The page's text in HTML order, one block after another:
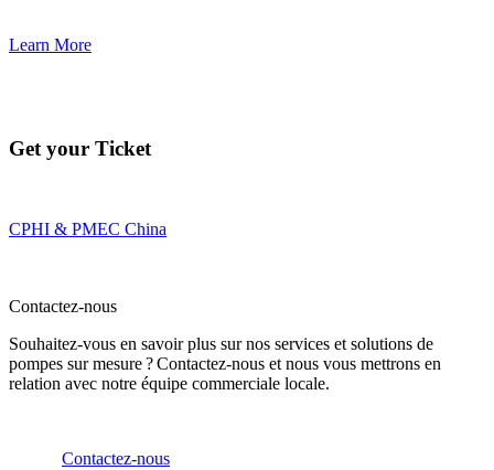
Learn More
Get your Ticket
CPHI & PMEC China
Contactez-nous
Souhaitez-vous en savoir plus sur nos services et solutions de
pompes sur mesure ? Contactez-nous et nous vous mettrons en
relation avec notre équipe commerciale locale.
Contactez-nous